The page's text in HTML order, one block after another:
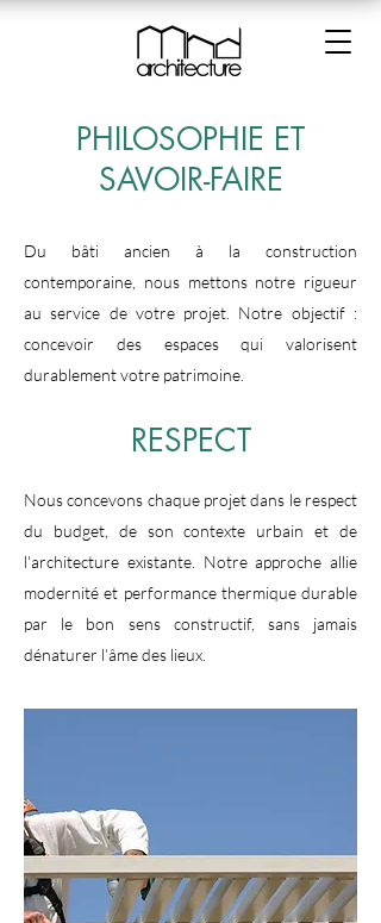
PHILOSOPHIE ET
SAVOIR-FAIRE
Du bâti ancien à la construction
contemporaine, nous mettons notre rigueur
au service de votre projet. Notre objectif :
concevoir des espaces qui valorisent
durablement votre patrimoine.
RESPECT
Nous concevons chaque projet dans le respect
du budget, de son contexte urbain et de
l'architecture existante. Notre approche allie
modernité et performance thermique durable
par le bon sens constructif, sans jamais
dénaturer l’âme des lieux.